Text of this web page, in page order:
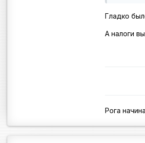
Гладко
А налоги
Рога